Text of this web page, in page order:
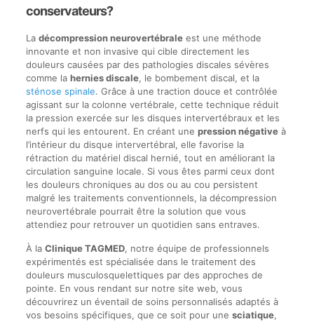
conservateurs?
La décompression neurovertébraleest une méthode
innovante et non invasive qui cible directement les
douleurs causées par des pathologies discales sévères
comme la hernies discale, le bombement discal, et la
sténose spinale. Grâce à une traction douce et contrôlée
agissant sur la colonne vertébrale, cette technique réduit
la pression exercée sur les disques intervertébraux et les
nerfs qui les entourent. En créant une pression négativeà
l’intérieur du disque intervertébral, elle favorise la
rétraction du matériel discal hernié, tout en améliorant la
circulation sanguine locale. Si vous êtes parmi ceux dont
les douleurs chroniques au dos ou au cou persistent
malgré les traitements conventionnels, la décompression
neurovertébrale pourrait être la solution que vous
attendiez pour retrouver un quotidien sans entraves.
À la Clinique TAGMED, notre équipe de professionnels
expérimentés est spécialisée dans le traitement des
douleurs musculosquelettiques par des approches de
pointe. En vous rendant sur notre site web, vous
découvrirez un éventail de soins personnalisés adaptés à
vos besoins spécifiques, que ce soit pour une sciatique,